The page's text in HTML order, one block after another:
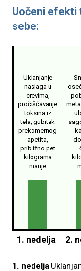
Uočeni efekti
sebe:
Uklanjanje
naslaga u
crevima,
pročišćavanje
toksina iz
tela, gubitak
prekomernog
apetita,
približno pet
kilograma
manje
1. nedelja 2.
1. nedelja